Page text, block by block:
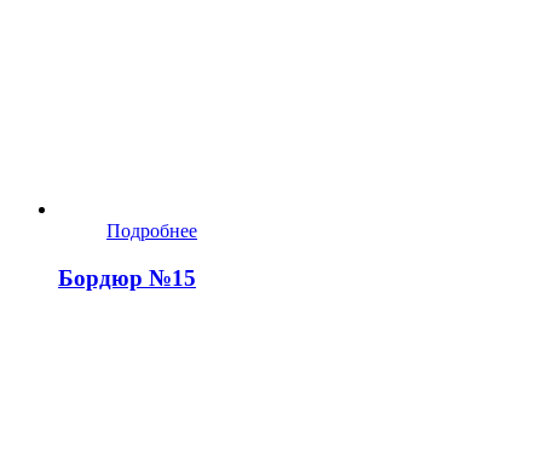
Подробнее
Бордюр №15